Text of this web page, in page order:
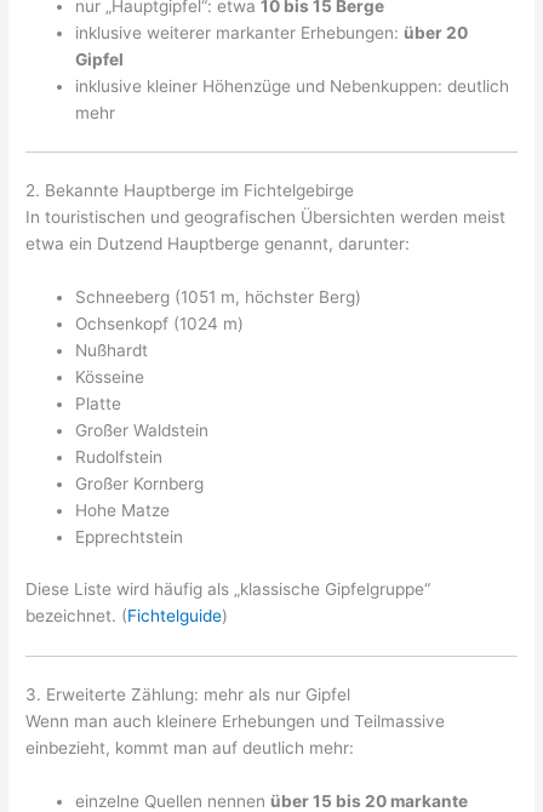
nur „Hauptgipfel“: etwa10 bis 15 Berge
inklusive weiterer markanter Erhebungen: über 20
Gipfel
inklusive kleiner Höhenzüge und Nebenkuppen: deutlich
mehr
2. Bekannte Hauptberge im Fichtelgebirge
In touristischen und geografischen Übersichten werden meist
etwa ein Dutzend Hauptberge genannt, darunter:
Schneeberg (1051 m, höchster Berg)
Ochsenkopf (1024 m)
Nußhardt
Kösseine
Platte
Großer Waldstein
Rudolfstein
Großer Kornberg
Hohe Matze
Epprechtstein
Diese Liste wird häufig als „klassische Gipfelgruppe“
bezeichnet. (Fichtelguide)
3. Erweiterte Zählung: mehr als nur Gipfel
Wenn man auch kleinere Erhebungen und Teilmassive
einbezieht, kommt man auf deutlich mehr:
einzelne Quellen nennen über 15 bis 20 markante